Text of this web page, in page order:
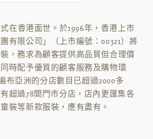
式在香港面世。於1996年，香港上市
有限公司」（上市編號：00321）將
，務求為顧客提供高品質但合理價
時配予優質的顧客服務及購物環
布亞洲的分店數目已超過2000多
超過78間門市分店，店內更匯集各
裝等新款服裝，應有盡有。